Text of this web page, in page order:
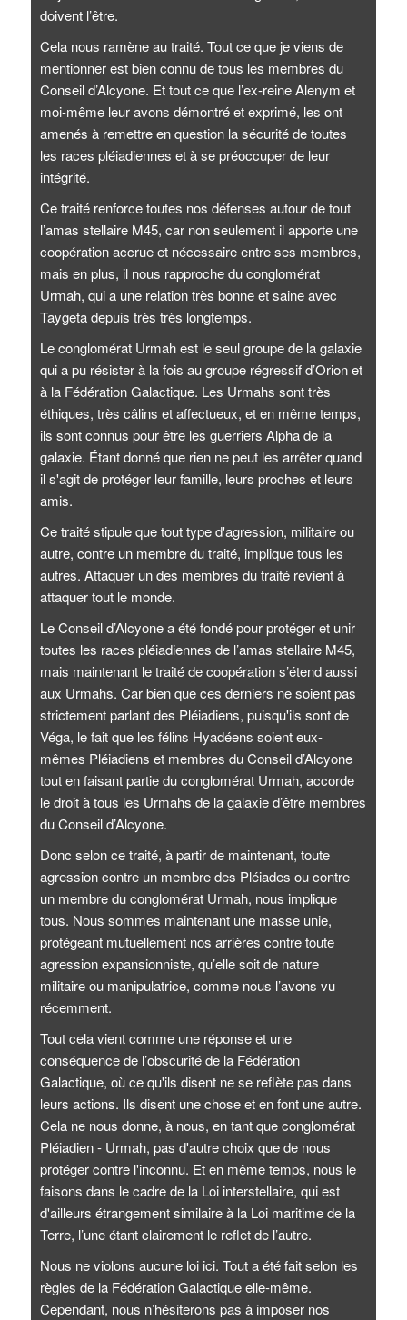
doivent l’être.
Cela nous ramène au traité. Tout ce que je viens de
mentionner est bien connu de tous les membres du
Conseil d’Alcyone. Et tout ce que l’ex-reine Alenym et
moi-même leur avons démontré et exprimé, les ont
amenés à remettre en question la sécurité de toutes
les races pléiadiennes et à se préoccuper de leur
intégrité.
Ce traité renforce toutes nos défenses autour de tout
l’amas stellaire M45, car non seulement il apporte une
coopération accrue et nécessaire entre ses membres,
mais en plus, il nous rapproche du conglomérat
Urmah, qui a une relation très bonne et saine avec
Taygeta depuis très très longtemps.
Le conglomérat Urmah est le seul groupe de la galaxie
qui a pu résister à la fois au groupe régressif d’Orion et
à la Fédération Galactique. Les Urmahs sont très
éthiques, très câlins et affectueux, et en même temps,
ils sont connus pour être les guerriers Alpha de la
galaxie. Étant donné que rien ne peut les arrêter quand
il s'agit de protéger leur famille, leurs proches et leurs
amis.
Ce traité stipule que tout type d'agression, militaire ou
autre, contre un membre du traité, implique tous les
autres. Attaquer un des membres du traité revient à
attaquer tout le monde.
Le Conseil d’Alcyone a été fondé pour protéger et unir
toutes les races pléiadiennes de l’amas stellaire M45,
mais maintenant le traité de coopération s’étend aussi
aux Urmahs. Car bien que ces derniers ne soient pas
strictement parlant des Pléiadiens, puisqu'ils sont de
Véga, le fait que les félins Hyadéens soient eux-
mêmes Pléiadiens et membres du Conseil d’Alcyone
tout en faisant partie du conglomérat Urmah, accorde
le droit à tous les Urmahs de la galaxie d’être membres
du Conseil d’Alcyone.
Donc selon ce traité, à partir de maintenant, toute
agression contre un membre des Pléiades ou contre
un membre du conglomérat Urmah, nous implique
tous. Nous sommes maintenant une masse unie,
protégeant mutuellement nos arrières contre toute
agression expansionniste, qu’elle soit de nature
militaire ou manipulatrice, comme nous l’avons vu
récemment.
Tout cela vient comme une réponse et une
conséquence de l’obscurité de la Fédération
Galactique, où ce qu'ils disent ne se reflète pas dans
leurs actions. Ils disent une chose et en font une autre.
Cela ne nous donne, à nous, en tant que conglomérat
Pléiadien - Urmah, pas d'autre choix que de nous
protéger contre l'inconnu. Et en même temps, nous le
faisons dans le cadre de la Loi interstellaire, qui est
d'ailleurs étrangement similaire à la Loi maritime de la
Terre, l’une étant clairement le reflet de l’autre.
Nous ne violons aucune loi ici. Tout a été fait selon les
règles de la Fédération Galactique elle-même.
Cependant, nous n’hésiterons pas à imposer nos